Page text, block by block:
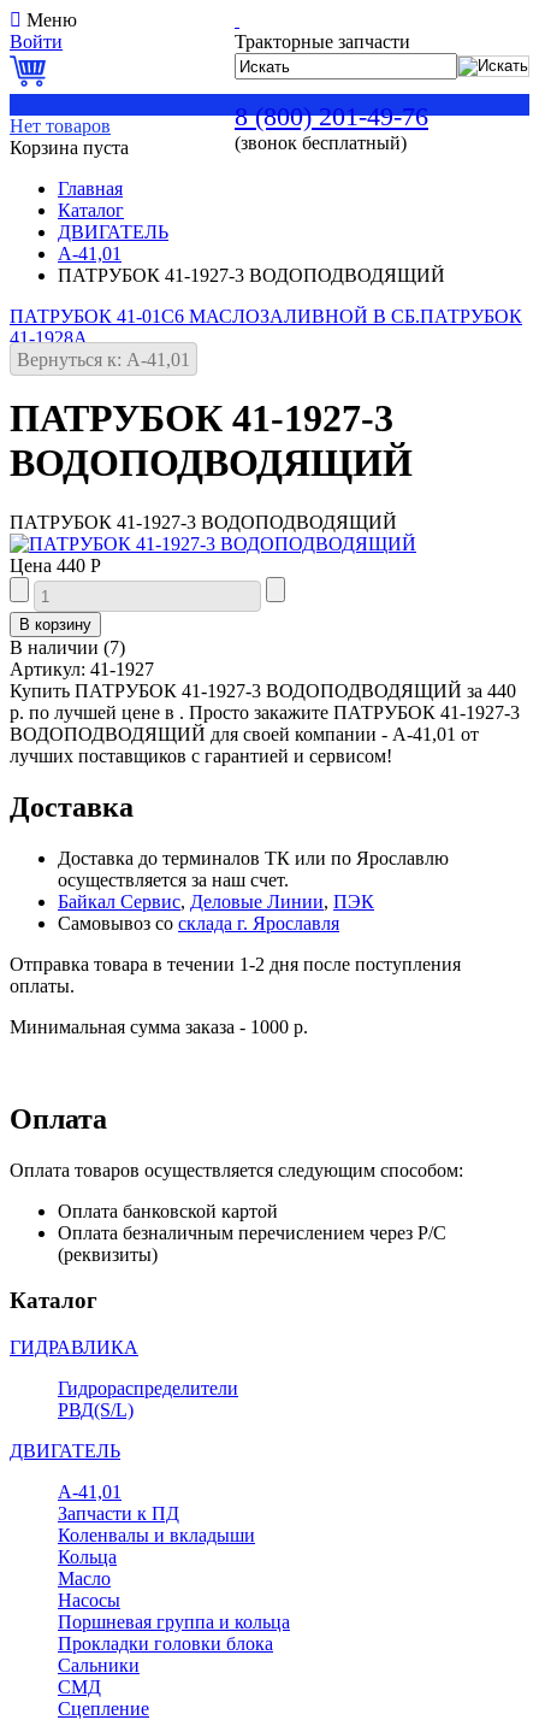
Тракторные запчасти
8 (800) 201-49-76
(звонок бесплатный)
Меню
Войти
Нет товаров
Корзина пуста
Главная
Каталог
ДВИГАТЕЛЬ
А-41,01
ПАТРУБОК 41-1927-3 ВОДОПОДВОДЯЩИЙ
ПАТРУБОК 41-01С6 МАСЛОЗАЛИВНОЙ В СБ.ПАТРУБОК
41-1928А
Вернуться к: А-41,01
ПАТРУБОК 41-1927-3
ВОДОПОДВОДЯЩИЙ
ПАТРУБОК 41-1927-3 ВОДОПОДВОДЯЩИЙ
Цена 440 Р
В наличии (7)
Артикул: 41-1927
Купить ПАТРУБОК 41-1927-3 ВОДОПОДВОДЯЩИЙ за 440
р. по лучшей цене в . Просто закажите ПАТРУБОК 41-1927-3
ВОДОПОДВОДЯЩИЙ для своей компании - А-41,01 от
лучших поставщиков с гарантией и сервисом!
Доставка
Доставка до терминалов ТК или по Ярославлю
осуществляется за наш счет.
Байкал Сервис, Деловые Линии, ПЭК
Самовывоз со склада г. Ярославля
Отправка товара в течении 1-2 дня после поступления
оплаты.
Минимальная сумма заказа - 1000 р.
Оплата
Оплата товаров осуществляется следующим способом:
Оплата банковской картой
Оплата безналичным перечислением через Р/С
(реквизиты)
Каталог
ГИДРАВЛИКА
Гидрораспределители
РВД(S/L)
ДВИГАТЕЛЬ
А-41,01
Запчасти к ПД
Коленвалы и вкладыши
Кольца
Масло
Насосы
Поршневая группа и кольца
Прокладки головки блока
Сальники
СМД
Сцепление